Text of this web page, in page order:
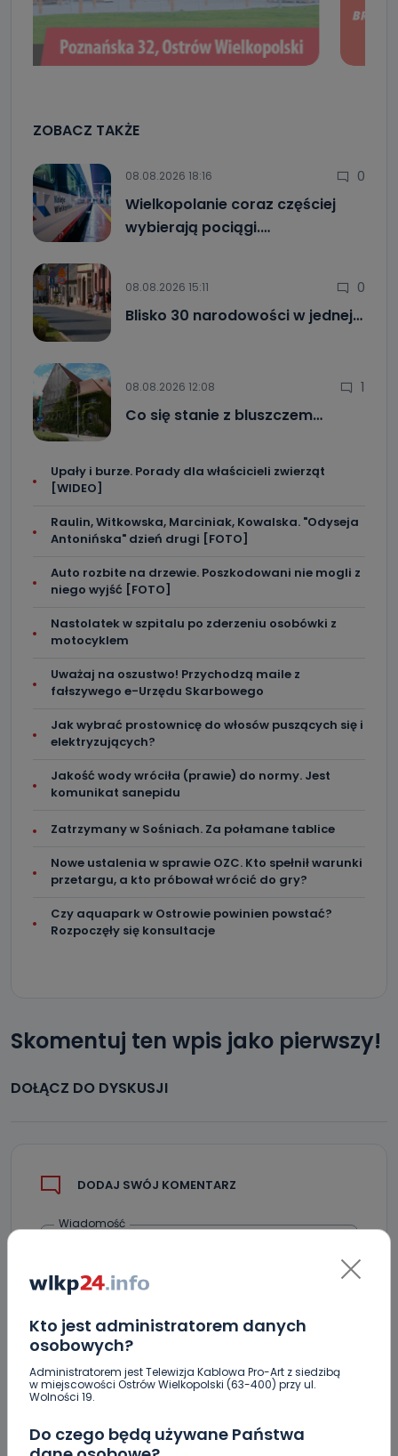
Kto jest administratorem danych
osobowych?
Administratorem jest Telewizja Kablowa Pro-Art z siedzibą
w miejscowości Ostrów Wielkopolski (63-400) przy ul.
Wolności 19.
Do czego będą używane Państwa
ZOBACZ TAKŻE
08.08.2026 18:16 0
Wielkopolanie coraz częściej
wybierają pociągi.…
08.08.2026 15:11 0
Blisko 30 narodowości w jednej…
08.08.2026 12:08 1
Co się stanie z bluszczem…
Upały i burze. Porady dla właścicieli zwierząt
[WIDEO]
Raulin, Witkowska, Marciniak, Kowalska. "Odyseja
Antonińska" dzień drugi [FOTO]
Auto rozbite na drzewie. Poszkodowani nie mogli z
niego wyjść [FOTO]
Nastolatek w szpitalu po zderzeniu osobówki z
motocyklem
Uważaj na oszustwo! Przychodzą maile z
fałszywego e-Urzędu Skarbowego
Jak wybrać prostownicę do włosów puszących się i
elektryzujących?
Jakość wody wróciła (prawie) do normy. Jest
komunikat sanepidu
Zatrzymany w Sośniach. Za połamane tablice
Nowe ustalenia w sprawie OZC. Kto spełnił warunki
przetargu, a kto próbował wrócić do gry?
Czy aquapark w Ostrowie powinien powstać?
Rozpoczęły się konsultacje
Skomentuj ten wpis jako pierwszy!
DOŁĄCZ DO DYSKUSJI
DODAJ SWÓJ KOMENTARZ
Wiadomość